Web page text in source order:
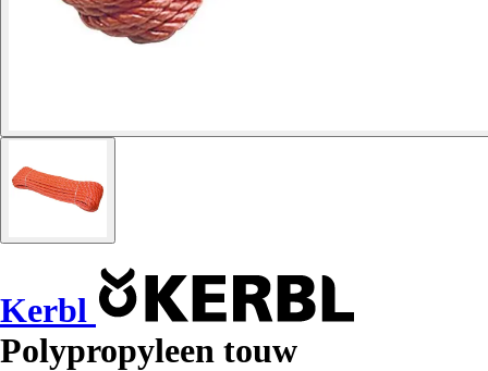
Kerbl
Polypropyleen touw